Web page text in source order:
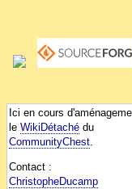
Ici en cours
le WikiDétaché du
CommunityChest.
Contact :
ChristopheDucamp